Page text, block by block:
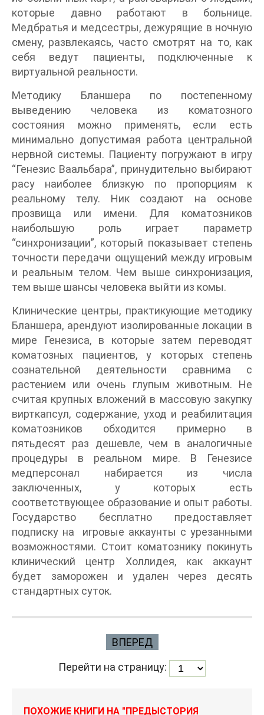
которые давно работают в больнице.
Медбратья и медсестры, дежурящие в ночную
смену, развлекаясь, часто смотрят на то, как
себя ведут пациенты, подключенные к
виртуальной реальности.
Методику Бланшера по постепенному
выведению человека из коматозного
состояния можно применять, если есть
минимально допустимая работа центральной
нервной системы. Пациенту погружают в игру
“Генезис Ваальбара”, принудительно выбирают
расу наиболее близкую по пропорциям к
реальному телу. Ник создают на основе
прозвища или имени. Для коматозников
наибольшую роль играет параметр
“синхронизации”, который показывает степень
точности передачи ощущений между игровым
и реальным телом. Чем выше синхронизация,
тем выше шансы человека выйти из комы.
Клинические центры, практикующие методику
Бланшера, арендуют изолированные локации в
мире Генезиса, в которые затем переводят
коматозных пациентов, у которых степень
сознательной деятельности сравнима с
растением или очень глупым животным. Не
считая крупных вложений в массовую закупку
вирткапсул, содержание, уход и реабилитация
коматозников обходится примерно в
пятьдесят раз дешевле, чем в аналогичные
процедуры в реальном мире. В Генезисе
медперсонал набирается из числа
заключенных, у которых есть
соответствующее образование и опыт работы.
Государство бесплатно предоставляет
подписку на игровые аккаунты с урезанными
возможностями. Стоит коматознику покинуть
клинический центр Холлидея, как аккаунт
будет заморожен и удален через десять
стандартных суток.
ВПЕРЕД
Перейти на страницу:
ПОХОЖИЕ КНИГИ НА "ПРЕДЫСТОРИЯ